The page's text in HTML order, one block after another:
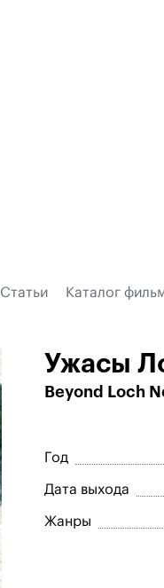
Статьи Каталог
Ужасы
Beyond Loch
Год
Дата выхода
Жанры